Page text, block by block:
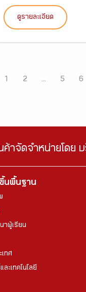
ดูรายละเอียด
1 2 ... 5 6
ค้าจัดจำหน่ายโดย
นพื้นฐาน
าผู้เรียน
ทศ
ะเทคโนโลยี